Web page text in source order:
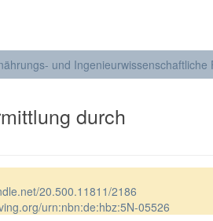
und Ingenieurwissenschaftliche
durch
20.500.11811/2186
urn:nbn:de:hbz:5N-05526